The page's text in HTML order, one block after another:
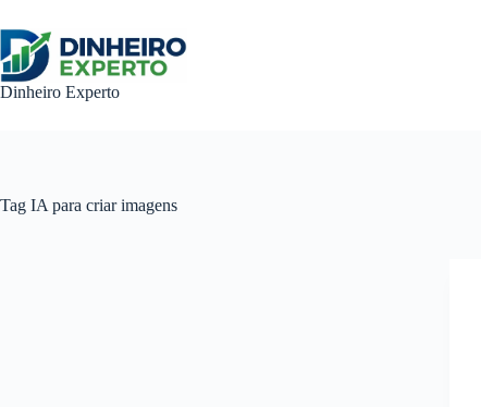
para
conteúdo
Dinheiro Experto
Tag IA para criar imagens